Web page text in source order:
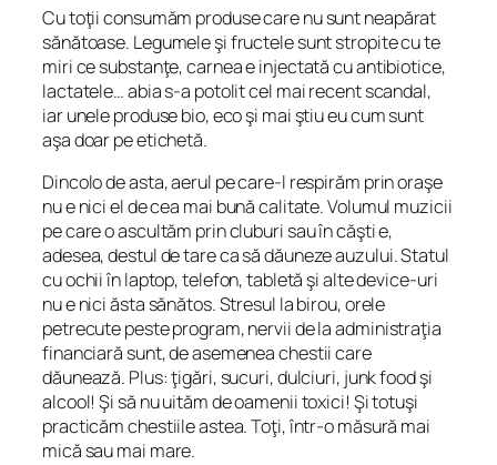
Cu toţii consumăm produse care nu sunt neapărat
sănătoase. Legumele şi fructele sunt stropite cu te
miri ce substanţe, carnea e injectată cu antibiotice,
lactatele… abia s-a potolit cel mai recent scandal,
iar unele produse bio, eco şi mai ştiu eu cum sunt
aşa doar pe etichetă.
Dincolo de asta, aerul pe care-l respirăm prin oraşe
nu e nici el de cea mai bună calitate. Volumul muzicii
pe care o ascultăm prin cluburi sau în căşti e,
adesea, destul de tare ca să dăuneze auzului. Statul
cu ochii în laptop, telefon, tabletă şi alte device-uri
nu e nici ăsta sănătos. Stresul la birou, orele
petrecute peste program, nervii de la administraţia
financiară sunt, de asemenea chestii care
dăunează. Plus: ţigări, sucuri, dulciuri, junk food şi
alcool! Şi să nu uităm de oamenii toxici! Şi totuşi
practicăm chestiile astea. Toţi, într-o măsură mai
mică sau mai mare.